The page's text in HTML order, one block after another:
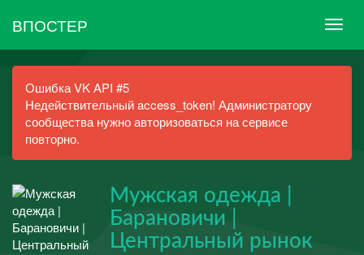
ВПОСТЕР
Ошибка VK API #5
Недействительный access_token! Администратору
сообщества нужно авторизоваться на сервисе
повторно.
Мужская одежда |
Барановичи |
Центральный рынок